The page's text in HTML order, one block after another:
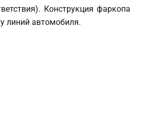
Конструкция фаркопа
линий автомобиля.